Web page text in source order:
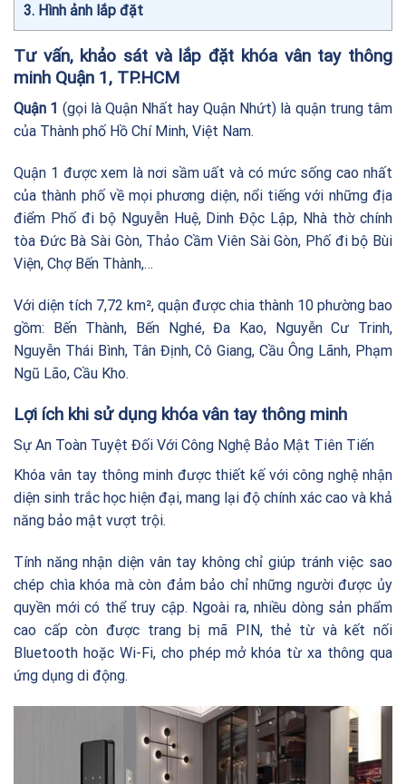
3 Hình ảnh lắp đặt
Tư vấn, khảo sát và lắp đặt khóa vân tay thông
minh Quận 1, TP.HCM
Quận 1 (gọi là Quận Nhất hay Quận Nhứt) là quận trung tâm
của Thành phố Hồ Chí Minh, Việt Nam.
Quận 1 được xem là nơi sầm uất và có mức sống cao nhất
của thành phố về mọi phương diện, nổi tiếng với những địa
điểm Phố đi bộ Nguyễn Huệ, Dinh Độc Lập, Nhà thờ chính
tòa Đức Bà Sài Gòn, Thảo Cầm Viên Sài Gòn, Phố đi bộ Bùi
Viện, Chợ Bến Thành,…
Với diện tích 7,72 km², quận được chia thành 10 phường bao
gồm: Bến Thành, Bến Nghé, Đa Kao, Nguyễn Cư Trinh,
Nguyễn Thái Bình, Tân Định, Cô Giang, Cầu Ông Lãnh, Phạm
Ngũ Lão, Cầu Kho.
Lợi ích khi sử dụng khóa vân tay thông minh
Sự An Toàn Tuyệt Đối Với Công Nghệ Bảo Mật Tiên Tiến
Khóa vân tay thông minh được thiết kế với công nghệ nhận
diện sinh trắc học hiện đại, mang lại độ chính xác cao và khả
năng bảo mật vượt trội.
Tính năng nhận diện vân tay không chỉ giúp tránh việc sao
chép chìa khóa mà còn đảm bảo chỉ những người được ủy
quyền mới có thể truy cập. Ngoài ra, nhiều dòng sản phẩm
cao cấp còn được trang bị mã PIN, thẻ từ và kết nối
Bluetooth hoặc Wi-Fi, cho phép mở khóa từ xa thông qua
ứng dụng di động.